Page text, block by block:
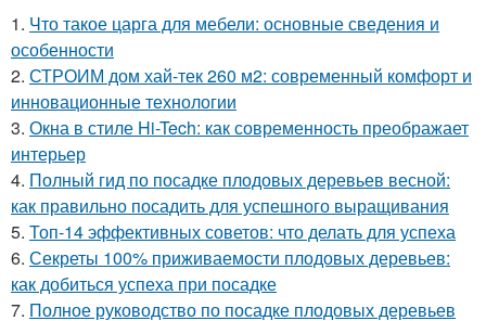
1. Что такое царга для мебели: основные сведения и
особенности
2. СТРОИМ дом хай-тек 260 м2: современный комфорт и
инновационные технологии
3. Окна в стиле Hi-Tech: как современность преображает
интерьер
4. Полный гид по посадке плодовых деревьев весной:
как правильно посадить для успешного выращивания
5. Топ-14 эффективных советов: что делать для успеха
6. Секреты 100% приживаемости плодовых деревьев:
как добиться успеха при посадке
7. Полное руководство по посадке плодовых деревьев